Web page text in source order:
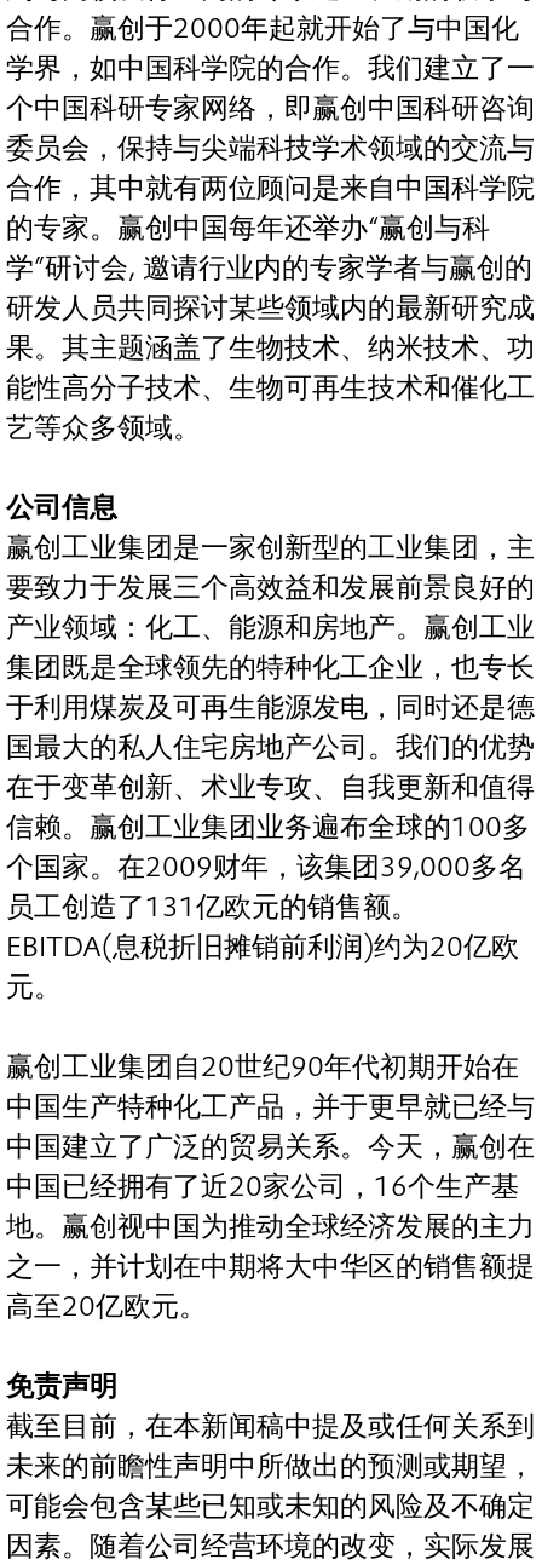
合作。赢创于2000年起就开始了与中国化
学界，如中国科学院的合作。我们建立了一
个中国科研专家网络，即赢创中国科研咨询
委员会，保持与尖端科技学术领域的交流与
合作，其中就有两位顾问是来自中国科学院
的专家。赢创中国每年还举办“赢创与科
学”研讨会, 邀请行业内的专家学者与赢创的
研发人员共同探讨某些领域内的最新研究成
果。其主题涵盖了生物技术、纳米技术、功
能性高分子技术、生物可再生技术和催化工
艺等众多领域。
公司信息
赢创工业集团是一家创新型的工业集团，主
要致力于发展三个高效益和发展前景良好的
产业领域：化工、能源和房地产。赢创工业
集团既是全球领先的特种化工企业，也专长
于利用煤炭及可再生能源发电，同时还是德
国最大的私人住宅房地产公司。我们的优势
在于变革创新、术业专攻、自我更新和值得
信赖。赢创工业集团业务遍布全球的100多
个国家。在2009财年，该集团39,000多名
员工创造了131亿欧元的销售额。
EBITDA(息税折旧摊销前利润)约为20亿欧
元。
赢创工业集团自20世纪90年代初期开始在
中国生产特种化工产品，并于更早就已经与
中国建立了广泛的贸易关系。今天，赢创在
中国已经拥有了近20家公司，16个生产基
地。赢创视中国为推动全球经济发展的主力
之一，并计划在中期将大中华区的销售额提
高至20亿欧元。
免责声明
截至目前，在本新闻稿中提及或任何关系到
未来的前瞻性声明中所做出的预测或期望，
可能会包含某些已知或未知的风险及不确定
因素。随着公司经营环境的改变，实际发展